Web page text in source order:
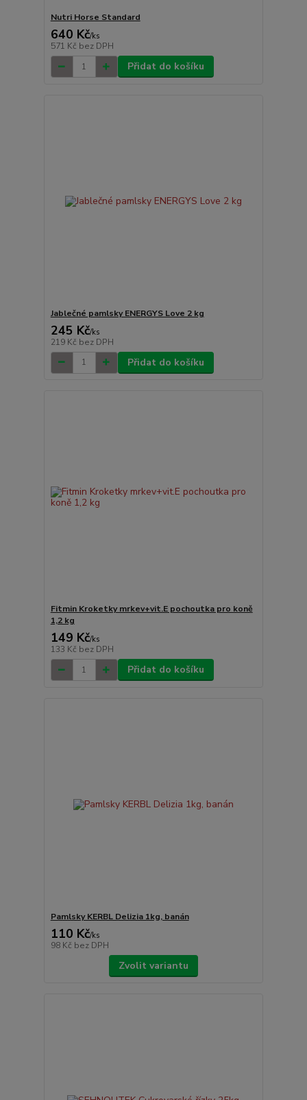
Nutri Horse Standard
640 Kč/ks
571 Kč bez DPH
Přidat do košíku
Jablečné pamlsky ENERGYS Love 2 kg
245 Kč/ks
219 Kč bez DPH
Přidat do košíku
Fitmin Kroketky mrkev+vit.E pochoutka pro koně
1,2 kg
149 Kč/ks
133 Kč bez DPH
Přidat do košíku
Pamlsky KERBL Delizia 1kg, banán
110 Kč/ks
98 Kč bez DPH
Zvolit variantu